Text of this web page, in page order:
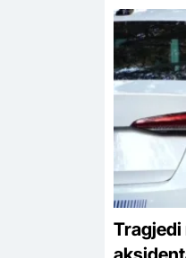
Tragjedi